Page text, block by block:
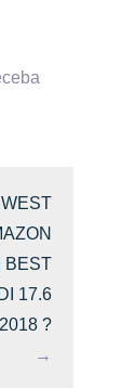
BEST
17.6
?
→